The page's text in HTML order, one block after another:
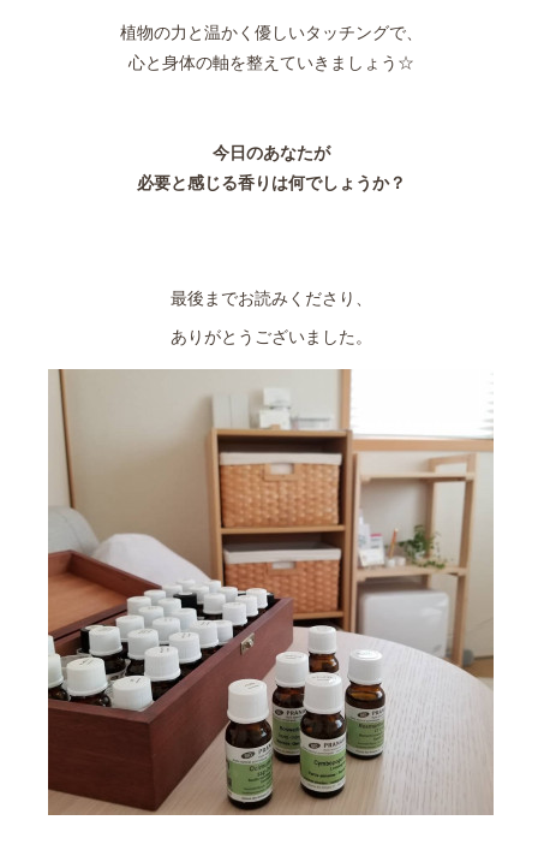
植物の力と温かく優しいタッチングで、
心と身体の軸を整えていきましょう☆
今日のあなたが
必要と感じる香りは何でしょうか？
最後までお読みくださり、
ありがとうございました。